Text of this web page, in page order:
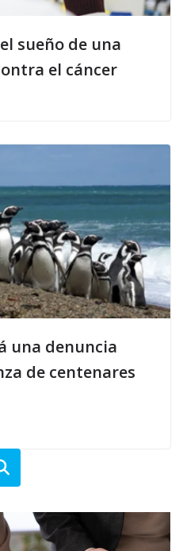
sueño de una
el cáncer
una denuncia
de centenares